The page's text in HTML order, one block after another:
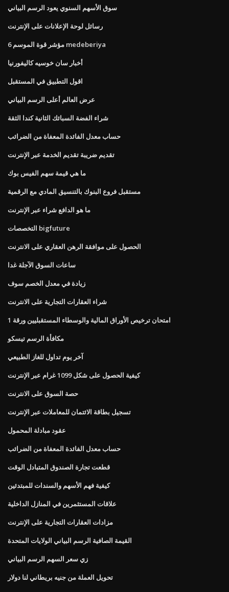
سوق الأسهم السنوي يعود الرسم البياني
رسائل لوحة الإعلانات على الإنترنت
مؤشر قوة الموسم 6 medeberiya
أخبار سان خوسيه كاليفورنيا
اقول التطبيق في المستقبل
عرض العالم أعلى الرسم البياني
شراء الفضة السبائك الثانية كندا الثقة
حساب معدل الفائدة المعفاة من الضرائب
تقديم ضريبة تقديم الخدمة عبر الإنترنت
ما هي قيمة سهم الفيس بوك
مستقبل فروع البنوك بالتنسيق المادي مع الرقمية
ما هو الدافع شراء عبر الإنترنت
التخصصات bigfuture
الحصول على موافقة الرهن العقاري على الانترنت
ساعات السوق الآجلة غدا
زيادة في معدل الخصم سوف
شراء العقارات التجارية على الانترنت
امتحان ترخيص الأوراق المالية والوسطاء المستقبليين ورقة 1
مكافأة الرسم تيسكو
آخر يوم تداول للغاز الطبيعي
كيفية الحصول على شكل 1099 غرام عبر الإنترنت
حصة السوق على الانترنت
تسجيل بطاقة الائتمان للمعاملات عبر الإنترنت
عقود مبادلة المحمول
حساب معدل الفائدة المعفاة من الضرائب
قطعت تجارة الصندوق المتبادل الوقت
كيفية فهم الأسهم والسندات للمبتدئين
علاقات المستثمرين في المنازل الداخلية
مزادات العقارات التجارية على الإنترنت
القيمة الصافية الرسم البياني الولايات المتحدة
زي سعر السهم الرسم البياني
تحويل العملة من جنيه بريطاني لنا دولار